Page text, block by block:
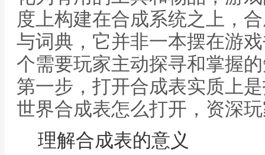
度上构建在合成系统之上，
与词典，它并非一本摆在游
个需要玩家主动探寻和掌握
第一步，打开合成表实质上
世界合成表怎么打开，资深
理解合成表的意义